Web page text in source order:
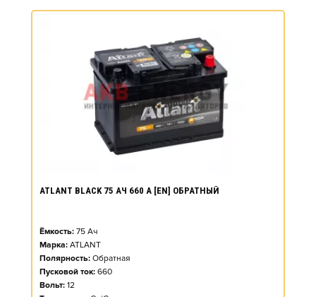
ATLANT BLACK 75 АЧ 660 А [EN] ОБРАТНЫЙ
Ёмкость: 75 Ач
Марка: ATLANT
Полярность: Обратная
Пусковой ток: 660
Вольт: 12